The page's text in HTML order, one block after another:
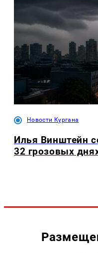
Новости Кургана
Илья Винштейн
32 грозовых